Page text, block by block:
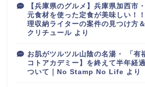
【兵庫県のグルメ】兵庫県加西市
元食材を使った定食が美味しい！！
理収納ライターの案件の見つけ方
クリチュール より
お肌がツルツル山陰の名湯・ 「有
コトアカデミー】を終えて半年経
ついて｜No Stamp No Life より